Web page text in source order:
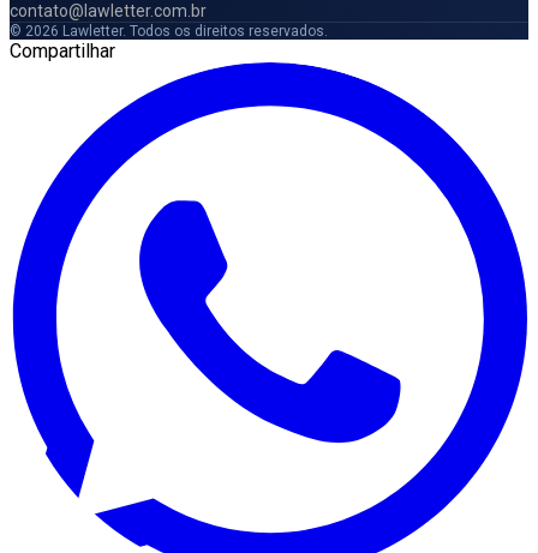
contato@lawletter.com.br
© 2026 Lawletter. Todos os direitos reservados.
Compartilhar